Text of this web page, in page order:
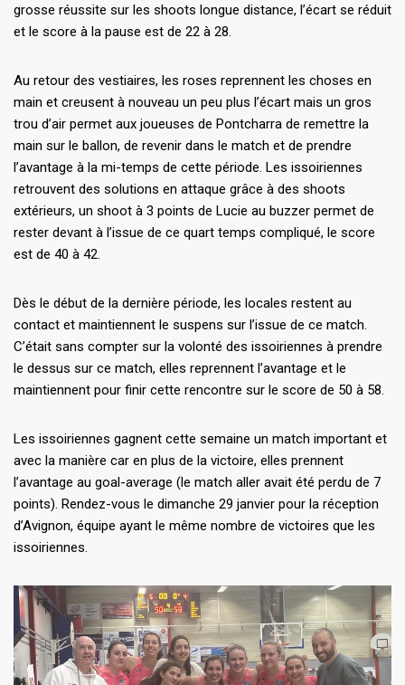
grosse réussite sur les shoots longue distance, l’écart se réduit
et le score à la pause est de 22 à 28.
Au retour des vestiaires, les roses reprennent les choses en
main et creusent à nouveau un peu plus l’écart mais un gros
trou d’air permet aux joueuses de Pontcharra de remettre la
main sur le ballon, de revenir dans le match et de prendre
l’avantage à la mi-temps de cette période. Les issoiriennes
retrouvent des solutions en attaque grâce à des shoots
extérieurs, un shoot à 3 points de Lucie au buzzer permet de
rester devant à l’issue de ce quart temps compliqué, le score
est de 40 à 42.
Dès le début de la dernière période, les locales restent au
contact et maintiennent le suspens sur l’issue de ce match.
C’était sans compter sur la volonté des issoiriennes à prendre
le dessus sur ce match, elles reprennent l’avantage et le
maintiennent pour finir cette rencontre sur le score de 50 à 58.
Les issoiriennes gagnent cette semaine un match important et
avec la manière car en plus de la victoire, elles prennent
l’avantage au goal-average (le match aller avait été perdu de 7
points). Rendez-vous le dimanche 29 janvier pour la réception
d’Avignon, équipe ayant le même nombre de victoires que les
issoiriennes.